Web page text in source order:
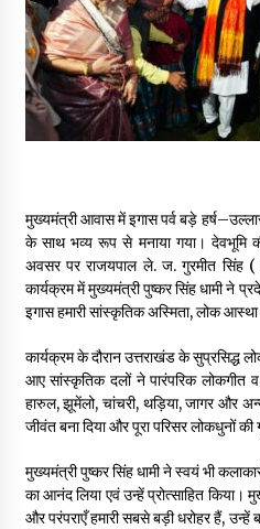
May 16, 2022
Thought Of The
May 14, 2022
May 13, 2022
Thought Of The
May 12, 2022
Thought Of The
May 11, 2022
Thought Of The
May 10, 2022
मुख्यमंत्री आवास में इगास पर्व बड़े
के साथ भव्य रूप से मनाया गया। देवभूमि
अवसर पर राजयपाल ले. ज. गुरमीत सिंह
कार्यक्रम में मुख्यमंत्री पुष्कर सिंह धामी ने
इगास हमारी सांस्कृतिक अस्मिता, लोक
कार्यक्रम के दौरान उत्तराखंड के सुप्रसिद्ध
आए सांस्कृतिक दलों ने पारंपरिक लोकगीत
हारुल, झूमेंलो, चांचरी, थड़िया, जागर और
जीवंत बना दिया और पूरा परिसर लोकधुनों की
मुख्यमंत्री पुष्कर सिंह धामी ने स्वयं भी
का आनंद लिया एवं उन्हें प्रोत्साहित किया।
और परंपराएँ हमारी सबसे बड़ी धरोहर हैं,